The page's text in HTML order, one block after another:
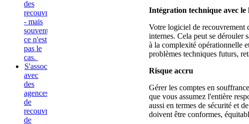
Intégration technique avec
Votre logiciel de recouvrement
internes. Cela peut se dérouler
à la complexité opérationnelle
problèmes techniques futurs,
Risque accru
Gérer les comptes en
que vous assumez l'entière
aussi en termes de sécurité et
doivent être conformes,
des
recouvrements
- mais
souvent,
ce n'est
pas le
cas.
S'associer
avec
des
agences
de
recouvrement
de